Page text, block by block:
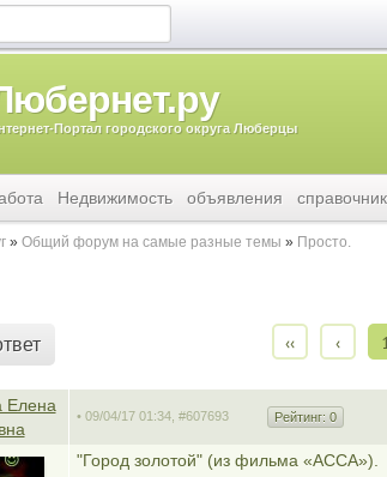
Портал городского округа Люберцы
Недвижимость объявления справочник
Общий форум на самые разные темы Просто.
‹‹ ‹
Елена
• 09/04/17 01:34, #607693 Рейтинг: 0
"Город золотой" (из фильма «АССА»).